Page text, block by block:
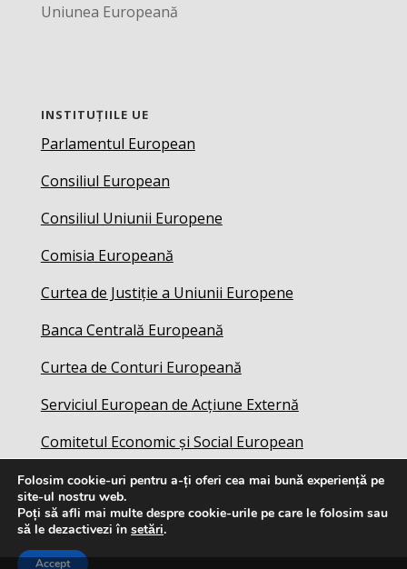
Uniunea Europeană
INSTITUȚIILE UE
Parlamentul European
Consiliul European
Consiliul Uniunii Europene
Comisia Europeană
Curtea de Justiție a Uniunii Europene
Banca Centrală Europeană
Curtea de Conturi Europeană
Serviciul European de Acțiune Externă
Comitetul Economic și Social European
Folosim cookie-uri pentru a-ți oferi cea mai bună experiență pe
site-ul nostru web.
Poți să afli mai multe despre cookie-urile pe care le folosim sau
să le dezactivezi în setări.
Accept